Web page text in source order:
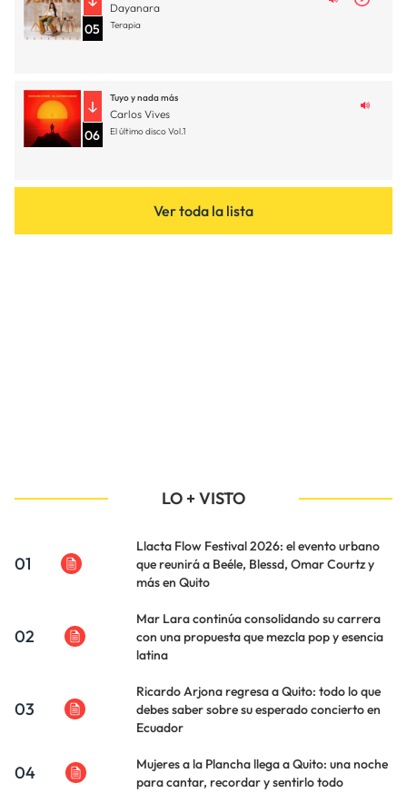
05
Dayanara
Terapia
06
Tuyo y nada más
Carlos Vives
El último disco Vol.1
Ver toda la lista
LO + VISTO
01
Llacta Flow Festival 2026: el evento urbano
que reunirá a Beéle, Blessd, Omar Courtz y
más en Quito
02
Mar Lara continúa consolidando su carrera
con una propuesta que mezcla pop y esencia
latina
03
Ricardo Arjona regresa a Quito: todo lo que
debes saber sobre su esperado concierto en
Ecuador
04
Mujeres a la Plancha llega a Quito: una noche
para cantar, recordar y sentirlo todo